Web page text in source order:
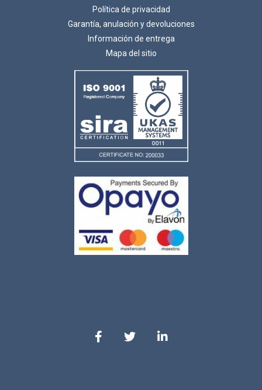
Política de privacidad
Garantía, anulación y devoluciones
Información de entrega
Mapa del sitio
Nuestro Facebook
Nuestro Twitter
Nuestro LinkedIn